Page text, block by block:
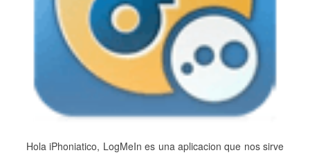
Hola iPhoniatico, LogMeIn es una aplicacion que nos sirve